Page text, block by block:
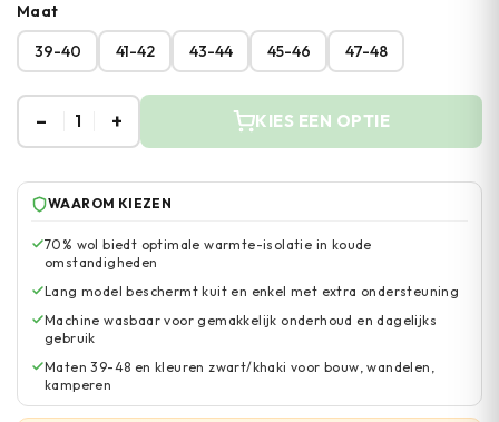
Maat
39-40
41-42 43-44 45-46 47-48
– 1 + KIES EEN OPTIE
WAAROM KIEZEN
70% wol biedt optimale warmte-isolatie in koude
omstandigheden
Lang model beschermt kuit en enkel met extra ondersteuning
Machine wasbaar voor gemakkelijk onderhoud en dagelijks
gebruik
Maten 39-48 en kleuren zwart/khaki voor bouw, wandelen,
kamperen